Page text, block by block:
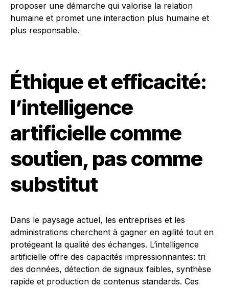
proposer une démarche qui valorise la relation
humaine et promet une interaction plus humaine et
plus responsable.
Éthique et efficacité:
l’intelligence
artificielle comme
soutien, pas comme
substitut
Dans le paysage actuel, les entreprises et les
administrations cherchent à gagner en agilité tout en
protégeant la qualité des échanges. L’intelligence
artificielle offre des capacités impressionnantes: tri
des données, détection de signaux faibles, synthèse
rapide et production de contenus standards. Ces